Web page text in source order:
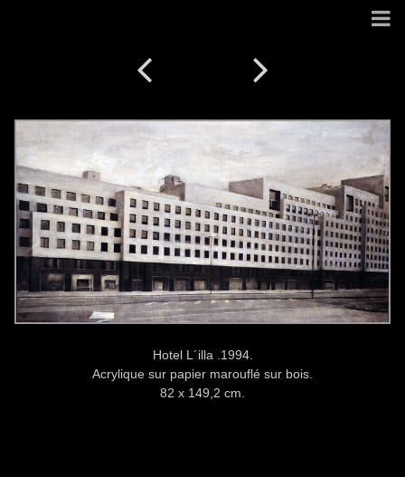
Hotel L´illa .1994.
Acrylique sur papier marouflé sur bois.
82 x 149,2 cm.